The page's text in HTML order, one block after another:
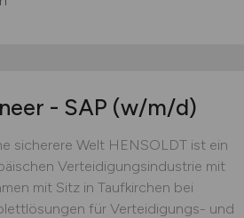
- SAP (w/m/d)
sicherere Welt HENSOLDT ist ein
Verteidigungsindustrie mit
mit Sitz in Taufkirchen bei
für Verteidigungs- und